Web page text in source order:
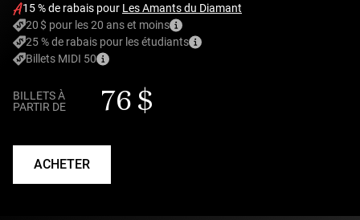
15 % de rabais pour Les Amants du Diamant
20 $ pour les 20 ans et moins
25 % de rabais pour les étudiants
Billets MIDI 50
BILLETS À
PARTIR DE
76 $
ACHETER